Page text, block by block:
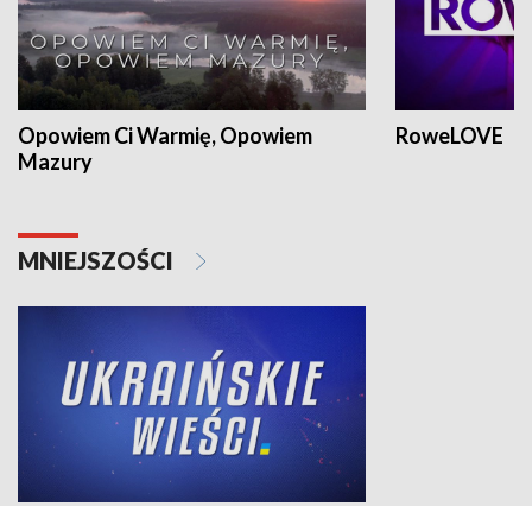
Opowiem Ci Warmię, Opowiem
Mazury
RoweLOVE
MNIEJSZOŚCI